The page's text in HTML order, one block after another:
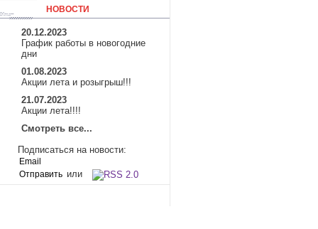
НОВОСТИ
20.12.2023
График работы в новогодние
дни
01.08.2023
Акции лета и розыгрыш!!!
21.07.2023
Акции лета!!!!
Смотреть все...
Подписаться на новости:
или